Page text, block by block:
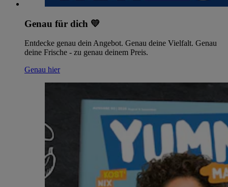
Genau für dich 💛
Entdecke genau dein Angebot. Genau deine Vielfalt. Genau
deine Frische - zu genau deinem Preis.
Genau hier